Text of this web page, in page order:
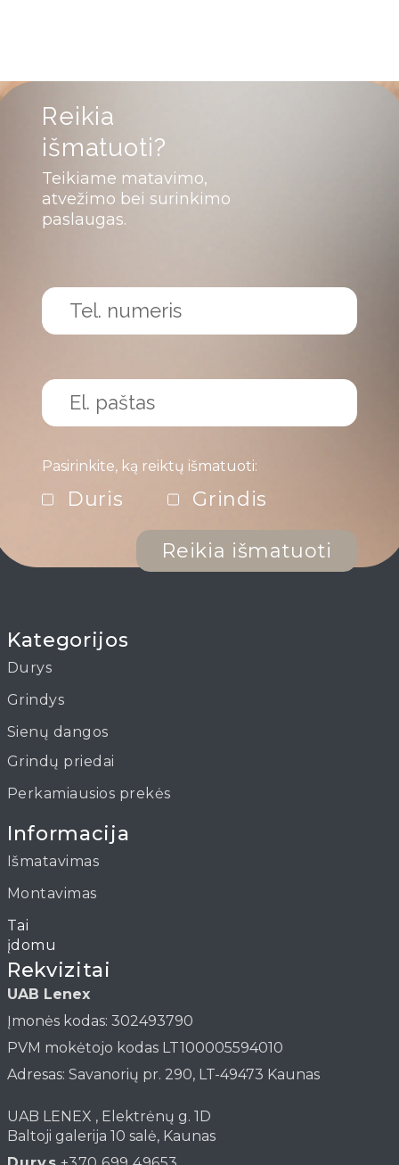
Reikia
išmatuoti?
Teikiame matavimo,
atvežimo bei surinkimo
paslaugas.
Pasirinkite, ką reiktų išmatuoti:
Duris Grindis
Reikia išmatuoti
Kategorijos
Durys
Grindys
Sienų dangos
Grindų priedai
Perkamiausios prekės
Informacija
Išmatavimas
Montavimas
Straipsniai
Rekvizitai
UAB Lenex
Įmonės kodas: 302493790
PVM mokėtojo kodas LT100005594010
Adresas: Savanorių pr. 290, LT-49473 Kaunas
UAB LENEX , Elektrėnų g. 1D
Baltoji galerija 10 salė, Kaunas